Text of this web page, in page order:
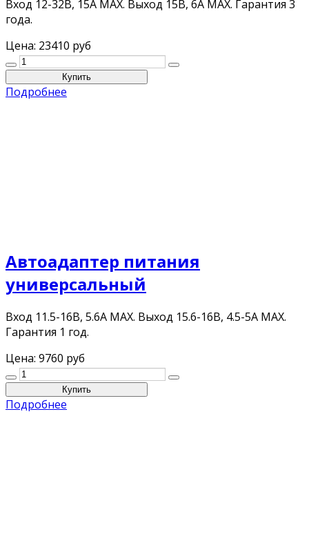
Вход 12-32В, 15А MAX. Выход 15В, 6A MAX. Гарантия 3
года.
Цена: 23410 руб
Подробнее
Автоадаптер питания
универсальный
Вход 11.5-16В, 5.6А MAX. Выход 15.6-16В, 4.5-5A MAX.
Гарантия 1 год.
Цена: 9760 руб
Подробнее